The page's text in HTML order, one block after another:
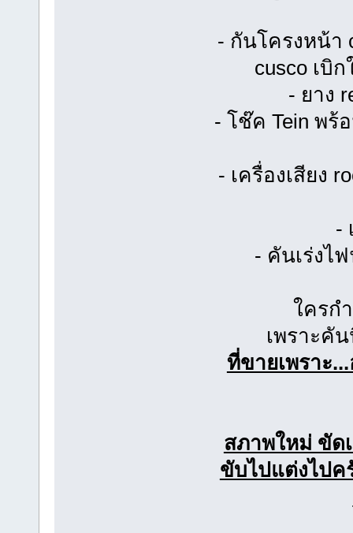
- กันโครงหน้า
cusco เบิ
- ยาง
- โช๊ค Tein พร้
- เครื่องเสียง
-
- คันเร่งไ
ใครก
เพราะคั
ที่ขายเพราะ
สภาพใหม่ ขัด
ขับไปแต่งไปค